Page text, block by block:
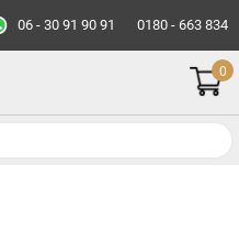
06 - 30 91 90 91 0180 - 663 834
0